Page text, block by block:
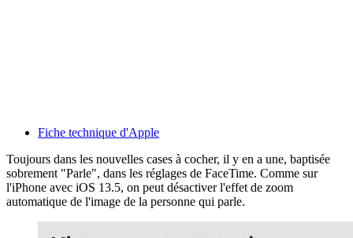
Fiche technique d'Apple
Toujours dans les nouvelles cases à cocher, il y en a une, baptisée
sobrement "Parle", dans les réglages de FaceTime. Comme sur
l'iPhone avec iOS 13.5, on peut désactiver l'effet de zoom
automatique de l'image de la personne qui parle.